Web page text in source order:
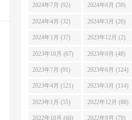
2024年7月 (92) 2024年6月 (59)
2024年4月 (32) 2024年3月 (26)
2024年1月 (37) 2023年12月 (2)
2023年10月 (67) 2023年9月 (48)
2023年7月 (91) 2023年6月 (124)
2023年4月 (121) 2023年3月 (114)
2023年1月 (55) 2022年12月 (88)
2022年10月 (60) 2022年9月 (79)